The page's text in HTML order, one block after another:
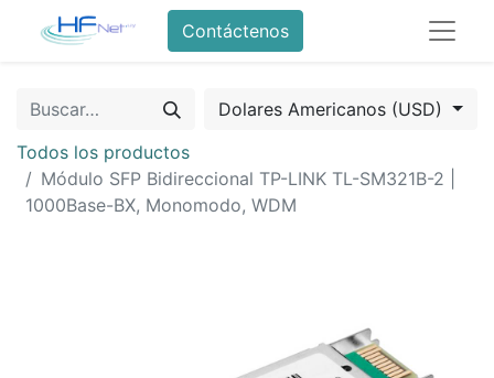
Contáctenos
Dolares Americanos (USD)
Todos los productos
Módulo SFP Bidireccional TP-LINK TL-SM321B-2 |
1000Base-BX, Monomodo, WDM